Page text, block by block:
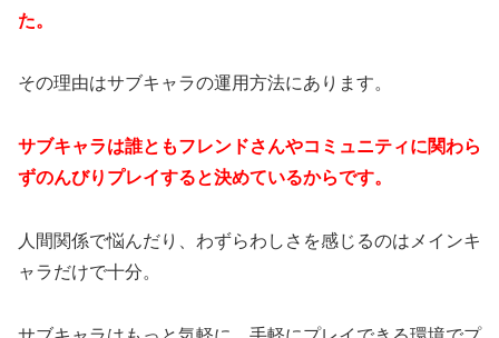
た。
その理由はサブキャラの運用方法にあります。
サブキャラは誰ともフレンドさんやコミュニティに関わら
ずのんびりプレイすると決めているからです。
人間関係で悩んだり、わずらわしさを感じるのはメインキ
ャラだけで十分。